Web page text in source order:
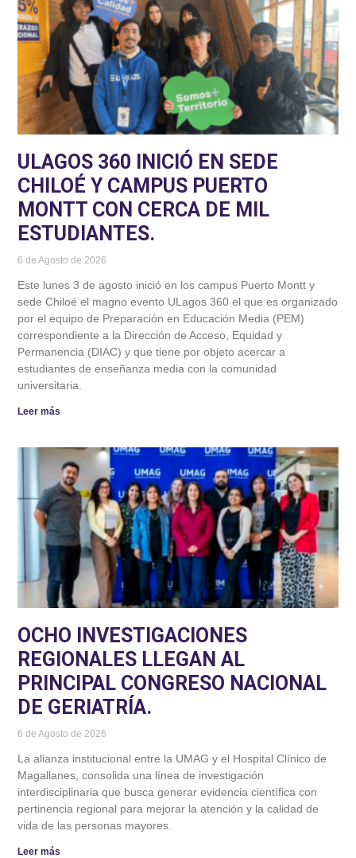
ULAGOS 360 INICIÓ EN SEDE
CHILOÉ Y CAMPUS PUERTO
MONTT CON CERCA DE MIL
ESTUDIANTES.
6 de Agosto de 2026
Este lunes 3 de agosto inició en los campus Puerto Montt y
sede Chiloé el magno evento ULagos 360 el que es organizado
por el equipo de Preparación en Educación Media (PEM)
correspondiente a la Dirección de Acceso, Equidad y
Permanencia (DIAC) y que tiene por objeto acercar a
estudiantes de enseñanza media con la comunidad
universitaria.
Leer más
OCHO INVESTIGACIONES
REGIONALES LLEGAN AL
PRINCIPAL CONGRESO NACIONAL
DE GERIATRÍA.
6 de Agosto de 2026
La alianza institucional entre la UMAG y el Hospital Clínico de
Magallanes, consolida una línea de investigación
interdisciplinaria que busca generar evidencia científica con
pertinencia regional para mejorar la atención y la calidad de
vida de las personas mayores.
Leer más